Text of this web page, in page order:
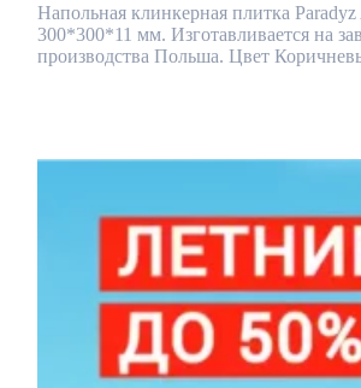
Rosso,
300*300*11
мм
Напольная клинкерная плитка Paradyz
300*300*11 мм. Изготавливается на
производства Польша. Цвет